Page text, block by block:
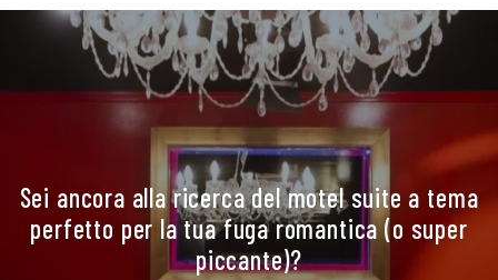
Sei ancora alla ricerca del motel suite a tema
perfetto per la tua fuga romantica (o super
piccante)?